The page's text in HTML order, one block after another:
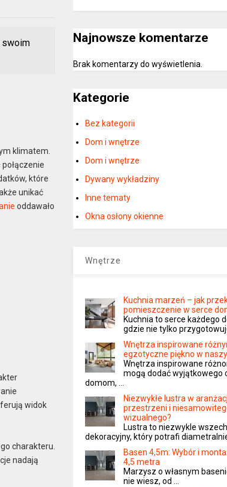
swoim
klimatem.
które
unikać
oddawało
widok
charakteru.
nadają
Najnowsze komentarze
Brak komentarzy do wyświetlenia.
Kategorie
Bez kategorii
Dom i wnętrze
Dom i wnętrze
Dywany wykładziny
Inne tematy
Okna osłony okienne
Wnętrze
Kuchnia marzeń – jak
pomieszczenie w serce
Kuchnia to serce każdego
gdzie nie tylko
Wnętrza inspirowane
egzotyczne piękno w
Wnętrza inspirowane
mogą dodać wyjątkowego
domom, …
Niezwykłe lustra w
przestrzeni i
wizualnego?
Lustra to niezwykle
dekoracyjny, który potrafi
Basen 4,5m: Wybór i
4,5 metra
Marzysz o własnym
nie wiesz, od …